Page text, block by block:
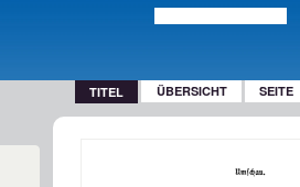
TITEL ÜBERSICHT SEITE